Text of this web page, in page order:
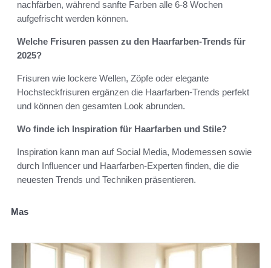
nachfärben, während sanfte Farben alle 6-8 Wochen
aufgefrischt werden können.
Welche Frisuren passen zu den Haarfarben-Trends für
2025?
Frisuren wie lockere Wellen, Zöpfe oder elegante
Hochsteckfrisuren ergänzen die Haarfarben-Trends perfekt
und können den gesamten Look abrunden.
Wo finde ich Inspiration für Haarfarben und Stile?
Inspiration kann man auf Social Media, Modemessen sowie
durch Influencer und Haarfarben-Experten finden, die die
neuesten Trends und Techniken präsentieren.
Mas